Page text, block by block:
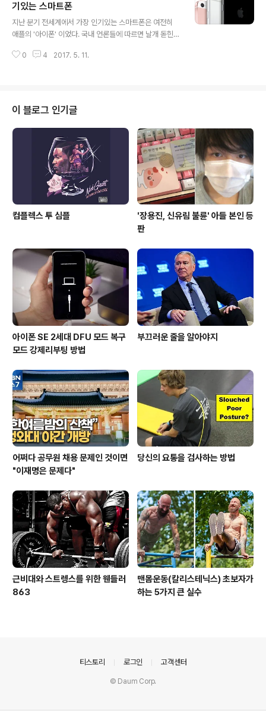
않을 것이라 말했다. 오늘자 보고서 발췌: "128GB 아이폰
7플러스와 비교할 때 새로운 기능 및 그에 따른 높은 부품
가격으로 $70 이상 제조원가가 늘어날 수 있다. 이에 따라
시작으로 256GB의 경우 $1,099가 될..
기있는 스마트폰
지난 분기 전세계에서 가장 인기있는 스마트폰은 여전히
애플의 '아이폰' 이었다. 국내 언론들에 따르면 날개 돋힌
들은 순위에도 없다. 대신, 갤럭시J3와 J6의 저가폰들이
40만대가 출하되면서 가장 인기있는 모델로 조사됐다. 2
위로는 중국 OEMs인 오포(OPPO)의 플래그십 스마트폰
인 R9으로 약 890만대로 3위를 차지했다. 삼성의 저가폰
인 J3 및 J3가 610만대와 500만대로 탑5에 진입했다.
기타 브랜드들이 2억 3,440만대의 스마트폰을 출하했다.
애플은 지난..
0 4 2017. 5. 11.
이 블로그 인기글
컴플렉스 투 심플
'장용진, 신유림 불륜' 아들 본인 등
판
아이폰 SE 2세대 DFU 모드 복구
모드 강제리부팅 방법
부끄러운 줄을 알아야지
어쩌다 공무원 채용 문제인 것이면
"이재명은 문제다"
당신의 요통을 검사하는 방법
근비대와 스트렝스를 위한 웬들러
863
맨몸운동(칼리스테닉스) 초보자가
하는 5가지 큰 실수
티스토리 로그인 고객센터
© Daum Corp.